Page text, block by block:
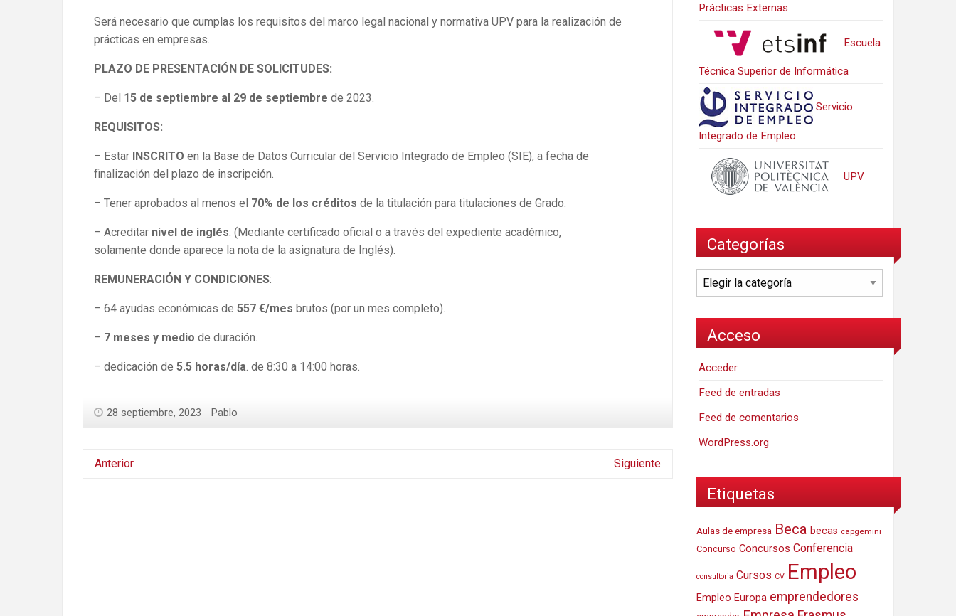
Será necesario que cumplas los requisitos del marco legal nacional y normativa UPV para la realización de
prácticas en empresas.
PLAZO DE PRESENTACIÓN DE SOLICITUDES:
– Del 15 de septiembre al 29 de septiembre de 2023.
REQUISITOS:
– Estar INSCRITO en la Base de Datos Curricular del Servicio Integrado de Empleo (SIE), a fecha de
finalización del plazo de inscripción.
– Tener aprobados al menos el 70% de los créditos de la titulación para titulaciones de Grado.
– Acreditar nivel de inglés . (Mediante certificado oficial o a través del expediente académico,
solamente donde aparece la nota de la asignatura de Inglés).
REMUNERACIÓN Y CONDICIONES:
– 64 ayudas económicas de 557 €/mes brutos (por un mes completo).
– 7 meses y medio de duración.
– dedicación de 5.5 horas/día . de 8:30 a 14:00 horas.
28 septiembre, 2023 Pablo
Anterior Siguiente
Prácticas Externas
Escuela
Técnica Superior de Informática
Servicio
Integrado de Empleo
UPV
Categorías
Categorías
Acceso
Acceder
Feed de entradas
Feed de comentarios
WordPress.org
Etiquetas
Aulas de empresa Beca becas capgemini
Concurso Concursos Conferencia
consultoria Cursos CV Empleo
Empleo Europa emprendedores